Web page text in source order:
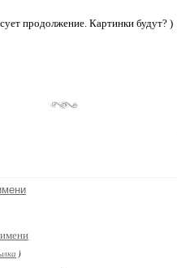
продолжение. Картинки будут? )
)